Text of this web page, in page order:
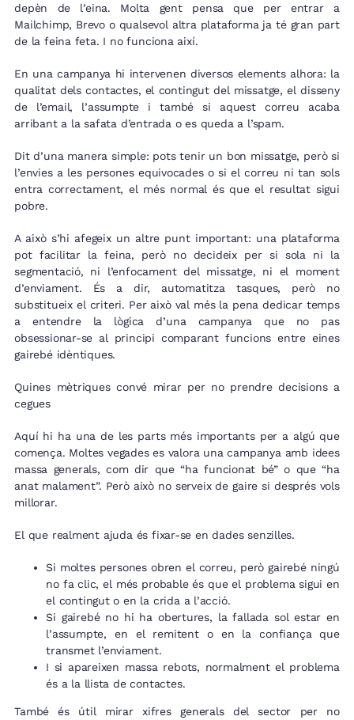
depèn de l’eina. Molta gent pensa que per entrar a
Mailchimp, Brevo o qualsevol altra plataforma ja té gran part
de la feina feta. I no funciona així.
En una campanya hi intervenen diversos elements alhora: la
qualitat dels contactes, el contingut del missatge, el disseny
de l’email, l’assumpte i també si aquest correu acaba
arribant a la safata d’entrada o es queda a l’spam.
Dit d’una manera simple: pots tenir un bon missatge, però si
l’envies a les persones equivocades o si el correu ni tan sols
entra correctament, el més normal és que el resultat sigui
pobre.
A això s’hi afegeix un altre punt important: una plataforma
pot facilitar la feina, però no decideix per si sola ni la
segmentació, ni l’enfocament del missatge, ni el moment
d’enviament. És a dir, automatitza tasques, però no
substitueix el criteri. Per això val més la pena dedicar temps
a entendre la lògica d’una campanya que no pas
obsessionar-se al principi comparant funcions entre eines
gairebé idèntiques.
Quines mètriques convé mirar per no prendre decisions a
cegues
Aquí hi ha una de les parts més importants per a algú que
comença. Moltes vegades es valora una campanya amb idees
massa generals, com dir que “ha funcionat bé” o que “ha
anat malament”. Però això no serveix de gaire si després vols
millorar.
El que realment ajuda és fixar-se en dades senzilles.
Si moltes persones obren el correu, però gairebé ningú
no fa clic, el més probable és que el problema sigui en
el contingut o en la crida a l’acció.
Si gairebé no hi ha obertures, la fallada sol estar en
l’assumpte, en el remitent o en la confiança que
transmet l’enviament.
I si apareixen massa rebots, normalment el problema
és a la llista de contactes.
També és útil mirar xifres generals del sector per no